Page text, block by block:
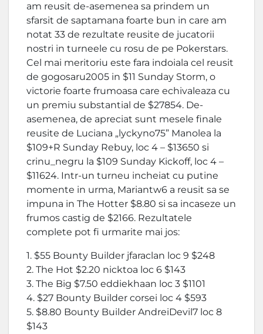
am reusit de-asemenea sa prindem un
sfarsit de saptamana foarte bun in care am
notat 33 de rezultate reusite de jucatorii
nostri in turneele cu rosu de pe Pokerstars.
Cel mai meritoriu este fara indoiala cel reusit
de gogosaru2005 in $11 Sunday Storm, o
victorie foarte frumoasa care echivaleaza cu
un premiu substantial de $27854. De-
asemenea, de apreciat sunt mesele finale
reusite de Luciana „lyckyno75” Manolea la
$109+R Sunday Rebuy, loc 4 – $13650 si
crinu_negru la $109 Sunday Kickoff, loc 4 –
$11624. Intr-un turneu incheiat cu putine
momente in urma, Mariantw6 a reusit sa se
impuna in The Hotter $8.80 si sa incaseze un
frumos castig de $2166. Rezultatele
complete pot fi urmarite mai jos:
1. $55 Bounty Builder jfaraclan loc 9 $248
2. The Hot $2.20 nicktoa loc 6 $143
3. The Big $7.50 eddiekhaan loc 3 $1101
4. $27 Bounty Builder corsei loc 4 $593
5. $8.80 Bounty Builder AndreiDevil7 loc 8
$143